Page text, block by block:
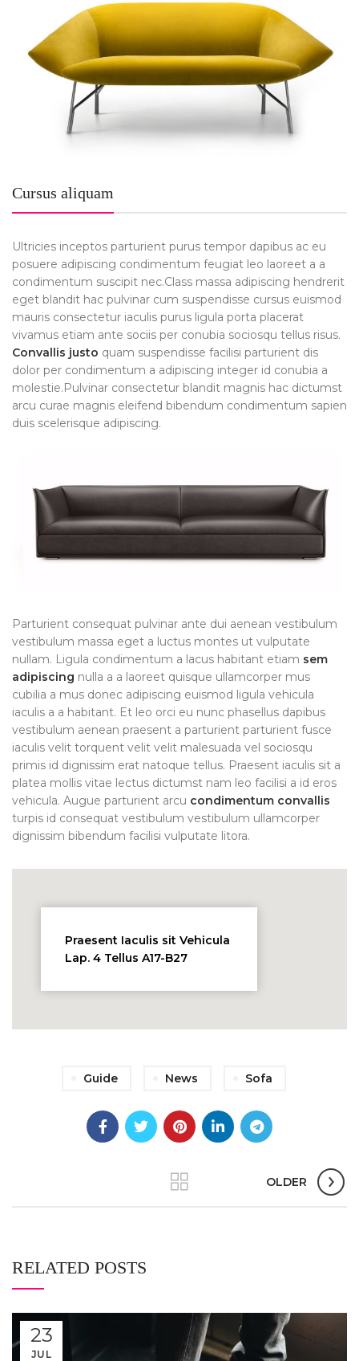
Cursus aliquam
Ultricies inceptos parturient purus tempor dapibus ac eu
posuere adipiscing condimentum feugiat leo laoreet a a
condimentum suscipit nec.Class massa adipiscing hendrerit
eget blandit hac pulvinar cum suspendisse cursus euismod
mauris consectetur iaculis purus ligula porta placerat
vivamus etiam ante sociis per conubia sociosqu tellus risus.
Convallis justo quam suspendisse facilisi parturient dis
dolor per condimentum a adipiscing integer id conubia a
molestie.Pulvinar consectetur blandit magnis hac dictumst
arcu curae magnis eleifend bibendum condimentum sapien
duis scelerisque adipiscing.
Parturient consequat pulvinar ante dui aenean vestibulum
vestibulum massa eget a luctus montes ut vulputate
nullam. Ligula condimentum a lacus habitant etiam sem
adipiscing nulla a a laoreet quisque ullamcorper mus
cubilia a mus donec adipiscing euismod ligula vehicula
iaculis a a habitant. Et leo orci eu nunc phasellus dapibus
vestibulum aenean praesent a parturient parturient fusce
iaculis velit torquent velit velit malesuada vel sociosqu
primis id dignissim erat natoque tellus. Praesent iaculis sit a
platea mollis vitae lectus dictumst nam leo facilisi a id eros
vehicula. Augue parturient arcu condimentum convallis
turpis id consequat vestibulum vestibulum ullamcorper
dignissim bibendum facilisi vulputate litora.
Praesent Iaculis sit Vehicula
Lap. 4 Tellus A17-B27
Guide News Sofa
OLDER
RELATED POSTS
23
JUL